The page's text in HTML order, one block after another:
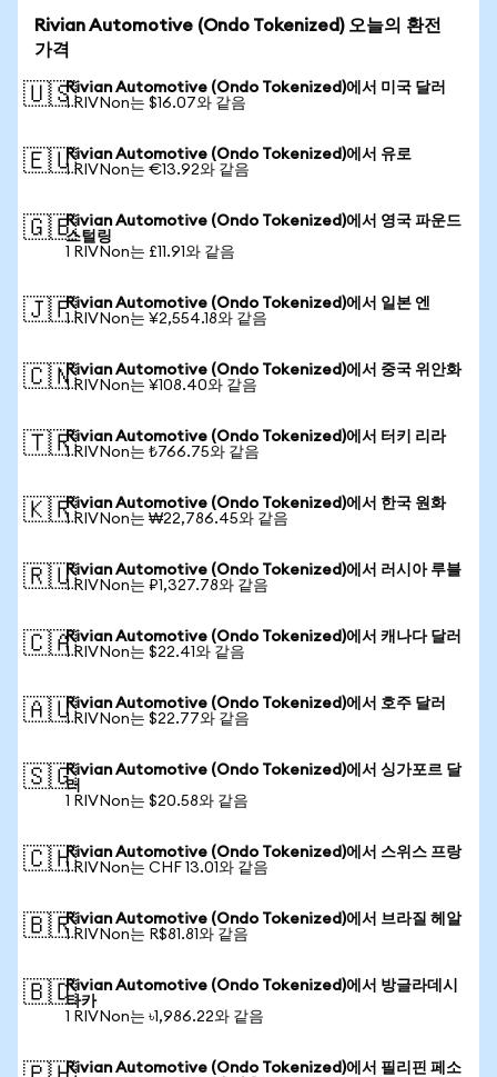
Rivian Automotive (Ondo Tokenized) 오늘의 환전
가격
🇺🇸Rivian Automotive (Ondo Tokenized)에서 미국 달러
1 RIVNon는 $16.07와 같음
🇪🇺Rivian Automotive (Ondo Tokenized)에서 유로
1 RIVNon는 €13.92와 같음
🇬🇧Rivian Automotive (Ondo Tokenized)에서 영국 파운드
스털링
1 RIVNon는 £11.91와 같음
🇯🇵Rivian Automotive (Ondo Tokenized)에서 일본 엔
1 RIVNon는 ¥2,554.18와 같음
🇨🇳Rivian Automotive (Ondo Tokenized)에서 중국 위안화
1 RIVNon는 ¥108.40와 같음
🇹🇷Rivian Automotive (Ondo Tokenized)에서 터키 리라
1 RIVNon는 ₺766.75와 같음
🇰🇷Rivian Automotive (Ondo Tokenized)에서 한국 원화
1 RIVNon는 ₩22,786.45와 같음
🇷🇺Rivian Automotive (Ondo Tokenized)에서 러시아 루블
1 RIVNon는 ₽1,327.78와 같음
🇨🇦Rivian Automotive (Ondo Tokenized)에서 캐나다 달러
1 RIVNon는 $22.41와 같음
🇦🇺Rivian Automotive (Ondo Tokenized)에서 호주 달러
1 RIVNon는 $22.77와 같음
🇸🇬Rivian Automotive (Ondo Tokenized)에서 싱가포르 달
러
1 RIVNon는 $20.58와 같음
🇨🇭Rivian Automotive (Ondo Tokenized)에서 스위스 프랑
1 RIVNon는 CHF 13.01와 같음
🇧🇷Rivian Automotive (Ondo Tokenized)에서 브라질 헤알
1 RIVNon는 R$81.81와 같음
🇧🇩Rivian Automotive (Ondo Tokenized)에서 방글라데시
타카
1 RIVNon는 ৳1,986.22와 같음
Rivian Automotive (Ondo Tokenized)에서 필리핀 페소